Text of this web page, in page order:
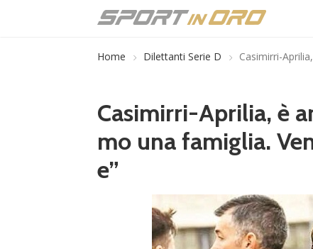
Home Dilettanti Serie D Casimirri-
Casimirri-Aprilia, è
mo una famiglia.
e”